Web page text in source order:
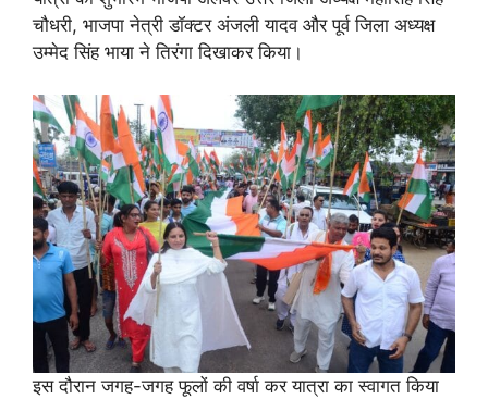
चौधरी, भाजपा नेत्री डॉक्टर अंजली यादव और पूर्व जिला अध्यक्ष
उम्मेद सिंह भाया ने तिरंगा दिखाकर किया।
इस दौरान जगह-जगह फूलों की वर्षा कर यात्रा का स्वागत किया